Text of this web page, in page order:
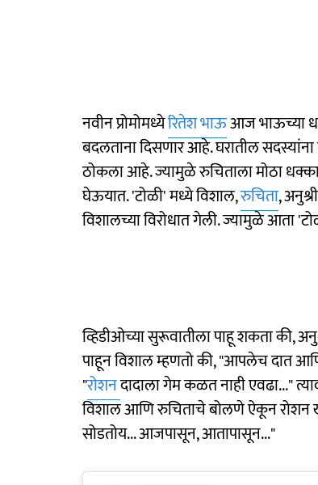
नवीन प्रोमोमध्येरितेश भाऊआज भाऊच्या
बदलताना दिसणार आहे. घरातील
ठोकला आहे. ज्यामुळे रुचिताला मोठा
घेऊयात. 'टोळी' मध्ये विशाल,रुचिता,
विशालच्या विरोधात गेली. ज्यामुळे आता
व्हिडीओच्या सुरूवातीला पाहू शकता की,
पाहून विशाल म्हणतो की, "आपलेच दात
"रोशनदादाला गेम कळत नाही एवढा..."
विशाल आणि रुचिताचे बोलणे ऐकून रोशन
सोडतोय... आजपासून, आतापासून..."